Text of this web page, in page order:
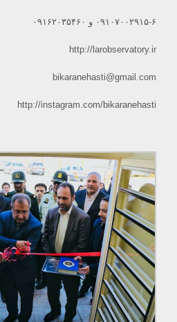
۰۹۱۰۷۰۰۲۹۱۵-۶ و ۰۹۱۶۲۰۳۵۴۶۰
http://larobservatory.ir
bikaranehasti@gmail.com
http://instagram.com/bikaranehasti